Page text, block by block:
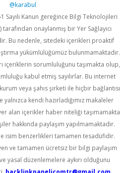
@karabul
Sayılı Kanun gereğince Bilgi Teknolojileri
onaylanmış bir Yer Sağlayıcı
Bu nedenle, sitedeki içerikleri proaktif
yükümlülüğümüz bulunmamaktadır.
içeriklerin sorumluluğunu taşımakta olup,
kabul etmiş sayılırlar. Bu internet
veya şahıs şirketi ile hiçbir bağlantısı
kendi hazırladığımız makaleler
alan içerikler haber niteliği taşımamakta
hakkında paylaşım yapılmamaktadır.
isim benzerlikleri tamamen tesadüfidir.
ve tamamen ücretsiz bir bilgi paylaşım
yasal düzenlemelere aykırı olduğunu